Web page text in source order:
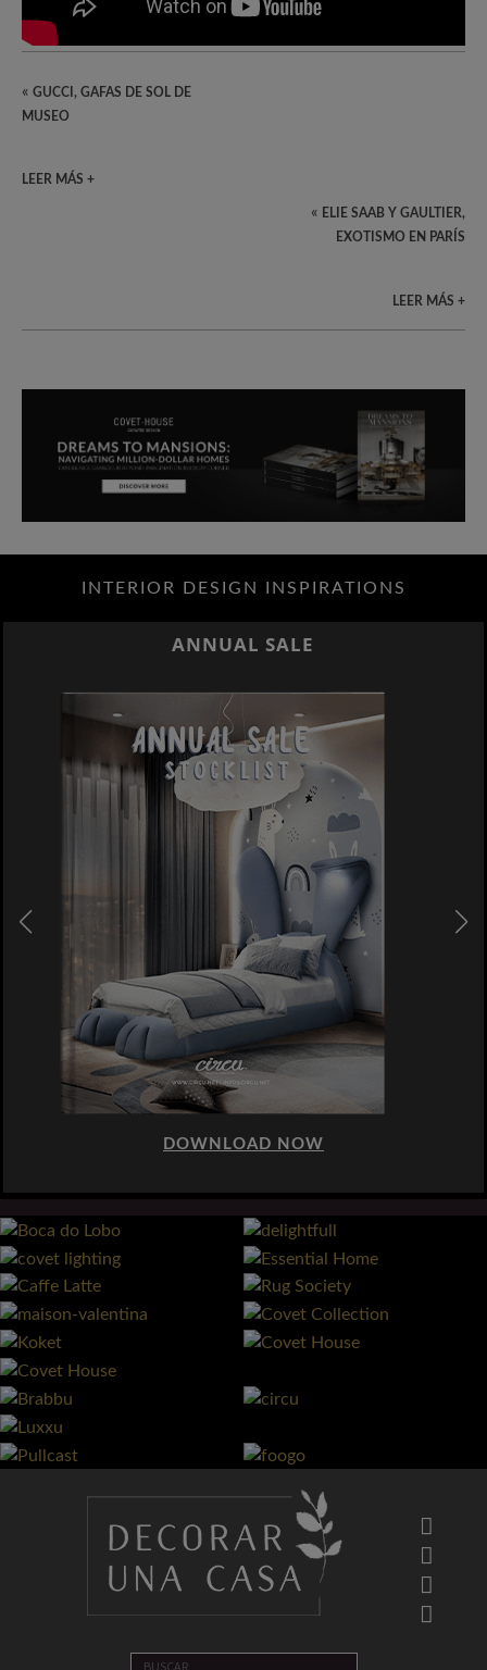
« GUCCI, GAFAS DE SOL DE
MUSEO
LEER MÁS +
« ELIE SAAB Y GAULTIER,
EXOTISMO EN PARÍS
LEER MÁS +
INTERIOR DESIGN INSPIRATIONS
ANNUAL SALE
DOWNLOAD NOW